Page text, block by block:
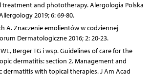
treatment and phototherapy. Alergologia Polska
2019; 6: 69-80.
A. Znaczenie emolientów w codziennej
Dermatologiczne 2016; 2: 20-23.
Berger TG i wsp. Guidelines of care for the
dermatitis: section 2. Management and
with topical therapies. J Am Acad